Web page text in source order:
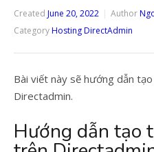
Created June 20, 2022 Author
CategoryHosting DirectAdmin
Bài viết này sẽ hướng dẫn
Directadmin.
Hướng dẫn tạo